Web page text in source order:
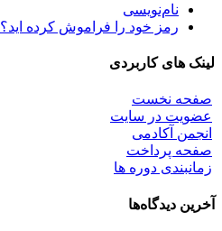
نام‌نویسی
رمز خود را فراموش کرده اید؟
لینک های کاربردی
صفحه نخست
عضویت در سایت
انجمن آکادمی
صفحه پرداخت
زمانبندی دوره ها
آخرین دیدگاه‌ها